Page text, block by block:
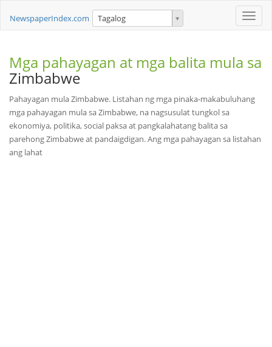
Toggle
NewspaperIndex.com Tagalog
Mga pahayagan at mga balita mula sa
Zimbabwe
Pahayagan mula Zimbabwe. Listahan ng mga pinaka-makabuluhang
mga pahayagan mula sa Zimbabwe, na nagsusulat tungkol sa
ekonomiya, politika, social paksa at pangkalahatang balita sa
parehong Zimbabwe at pandaigdigan. Ang mga pahayagan sa listahan
ang lahat